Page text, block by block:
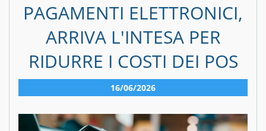
PAGAMENTI ELETTRONICI,
ARRIVA L'INTESA PER
RIDURRE I COSTI DEI POS
16/06/2026